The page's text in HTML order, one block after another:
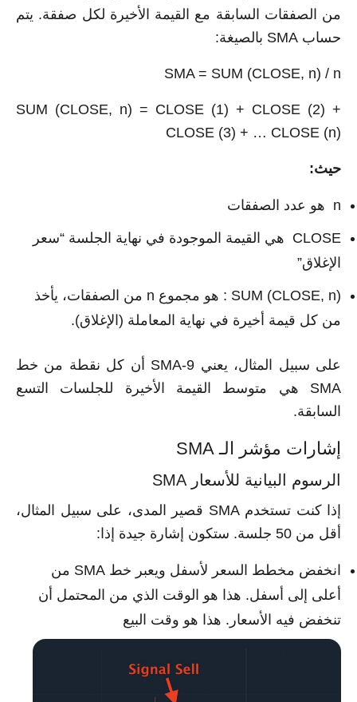
من الصفقات السابقة مع القيمة الأخيرة لكل صفقة. يتم
حساب SMA بالصيغة:
SMA = SUM (CLOSE, n) / n
SUM (CLOSE, n) = CLOSE (1) + CLOSE (2) +
CLOSE (3) + … CLOSE (n)
حيث:
n هو عدد الصفقات
CLOSE هي القيمة الموجودة في نهاية الجلسة “سعر
الإغلاق”
SUM (CLOSE, n) : هو مجموع n من الصفقات، يأخذ
من كل قيمة أخيرة في نهاية المعاملة (الإغلاق).
على سبيل المثال، يعني SMA-9 أن كل نقطة من خط
SMA هي متوسط القيمة الأخيرة للجلسات التسع
السابقة.
إشارات مؤشر الـ SMA
الرسوم البيانية للأسعار SMA
إذا كنت تستخدم SMA قصير المدى، على سبيل المثال،
أقل من 50 جلسة. ستكون إشارة جيدة إذا:
انخفض مخطط السعر لأسفل ويعبر خط SMA من
أعلى إلى أسفل. هذا هو الوقت الذي من المحتمل أن
تنخفض فيه الأسعار. هذا هو وقت البيع